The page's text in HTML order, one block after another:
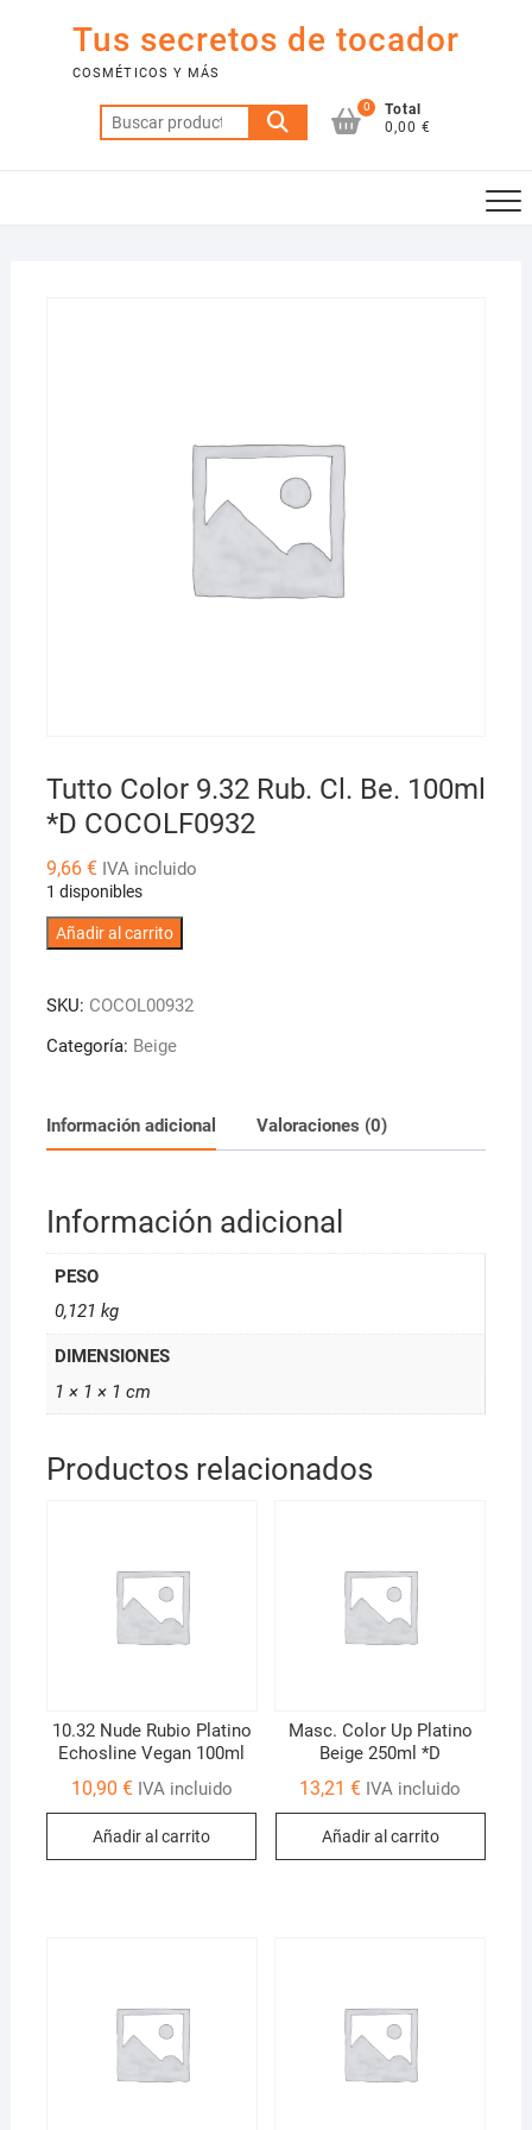
contenido
Tus secretos de tocador
COSMÉTICOS Y MÁS
Buscar
por:
0
Total
0,00 €
Tutto Color 9.32 Rub. Cl. Be. 100ml
*D COCOLF0932
9,66 € IVA incluido
1 disponibles
Tutto
Rub.
Cl.
*D
COCOLF0932
Añadir al carrito
SKU: COCOL00932
Categoría: Beige
Información adicional Valoraciones (0)
Información adicional
PESO
0,121 kg
DIMENSIONES
1 × 1 × 1 cm
Productos relacionados
10.32 Nude Rubio Platino
Echosline Vegan 100ml
10,90 € IVA incluido
Añadir al carrito
Masc. Color Up Platino
Beige 250ml *D
13,21€ IVA incluido
Añadir al carrito